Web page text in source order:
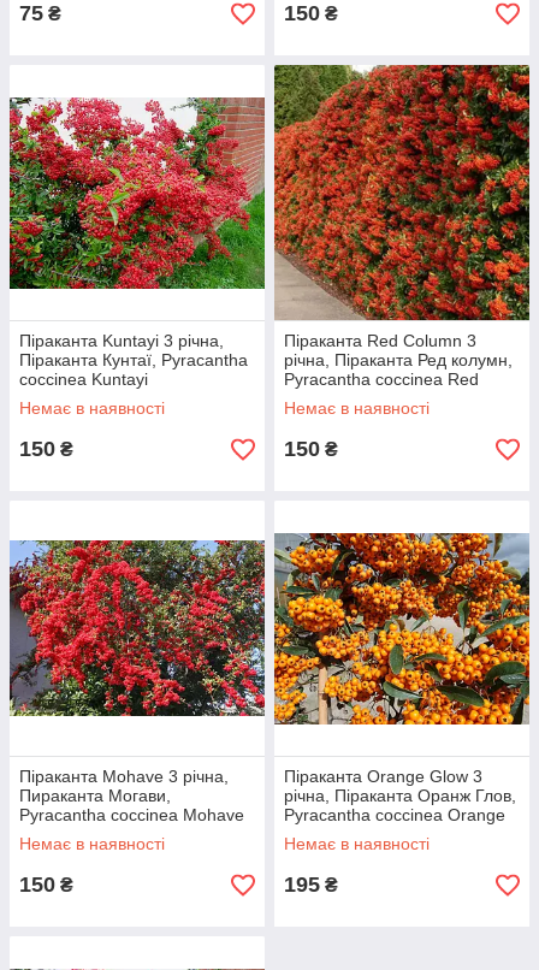
75 ₴ 150 ₴
Піраканта Kuntayi 3 річна,
Піраканта Кунтаї, Pyracantha
coccinea Kuntayi
Немає в наявності
150 ₴
Піраканта Red Column 3
річна, Піраканта Ред колумн,
Pyracantha coccinea Red
Column
Немає в наявності
150 ₴
Піраканта Mohave 3 річна,
Пираканта Могави,
Pyracantha coccinea Mohave
Немає в наявності
150 ₴
Піраканта Orange Glow 3
річна, Піраканта Оранж Глов,
Pyracantha coccinea Orange
Glow
Немає в наявності
195 ₴